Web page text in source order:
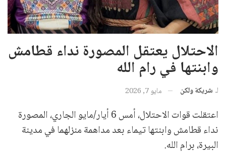
الاحتلال يعتقل المصورة نداء قطامش
وابنتها في رام الله
لـ شريكة ولكن مايو 7, 2026
اعتقلت قوات الاحتلال، أمس 6 أيار/مايو الجاري، المصورة
نداء قطامش وابنتها تيماء بعد مداهمة منزلهما في مدينة
البيرة، برام الله.